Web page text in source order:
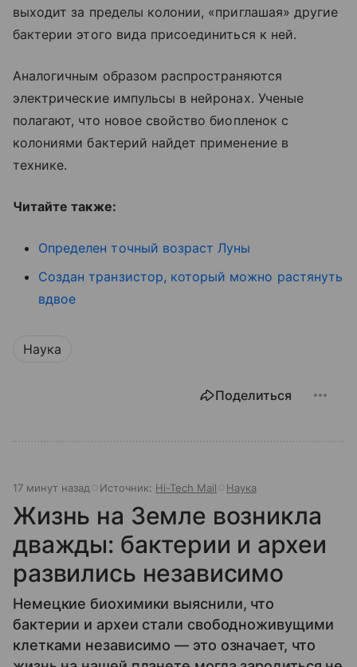
выходит за пределы колонии, «приглашая» другие
бактерии этого вида присоединиться к ней.
Аналогичным образом распространяются
электрические импульсы в нейронах. Ученые
полагают, что новое свойство биопленок с
колониями бактерий найдет применение в
технике.
Читайте также:
Определен точный возраст Луны
Создан транзистор, который можно растянуть
вдвое
Наука
Поделиться
17 минут назад Источник: Hi-Tech Mail Наука
Жизнь на Земле возникла
дважды: бактерии и археи
развились независимо
Немецкие биохимики выяснили, что
бактерии и археи стали свободноживущими
клетками независимо — это означает, что